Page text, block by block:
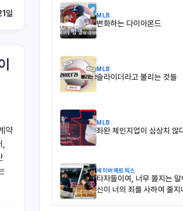
일
약
,
MLB
변화하는 다이아몬드
MLB
슬라이더라고 불리는 것들
MLB
좌완 체인지업이 심상치 않
세이버메트릭스
타자들이여, 너무 쫄지는
신이 너의 죄를 사하여 줄지